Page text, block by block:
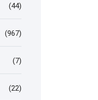
(44)
(967)
(7)
(22)